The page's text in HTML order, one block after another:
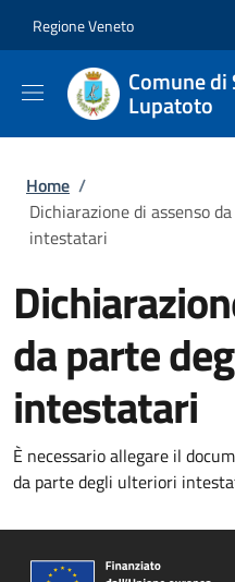
Regione Veneto
Comune di
Lupatoto
Briciole di pane
Home /
Dichiarazione di assenso
intestatari
da parte
intestatari
È necessario allegare il
da parte degli ulteriori